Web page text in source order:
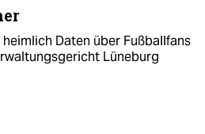
Daten über Fußballfans
Lüneburg